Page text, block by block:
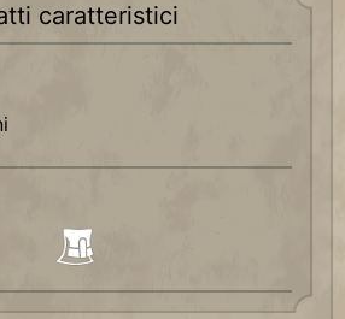
caratteristici